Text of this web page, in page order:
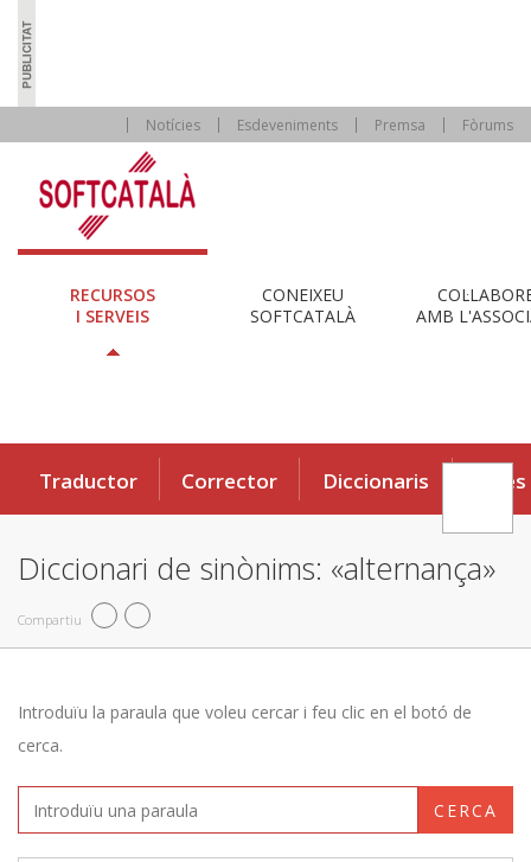
Notícies Esdeveniments Premsa Fòrums
RECURSOS
I SERVEIS
CONEIXEU
SOFTCATALÀ
AMB
Traductor Corrector Diccionaris Eines
Diccionari de sinònims: «alternança»
Compartiu
Introduïu la paraula que voleu cercar i feu clic en el botó de
cerca.
CERCA